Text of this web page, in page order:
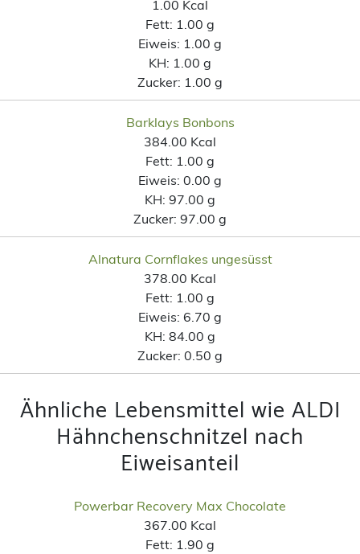
1.00 Kcal
Fett: 1.00 g
Eiweis: 1.00 g
KH: 1.00 g
Zucker: 1.00 g
Barklays Bonbons
384.00 Kcal
Fett: 1.00 g
Eiweis: 0.00 g
KH: 97.00 g
Zucker: 97.00 g
Alnatura Cornflakes ungesüsst
378.00 Kcal
Fett: 1.00 g
Eiweis: 6.70 g
KH: 84.00 g
Zucker: 0.50 g
Ähnliche Lebensmittel wie ALDI
Hähnchenschnitzel nach
Eiweisanteil
Powerbar Recovery Max Chocolate
367.00 Kcal
Fett: 1.90 g